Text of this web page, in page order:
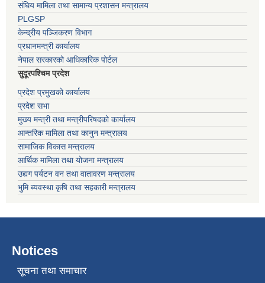
संघिय मामिला तथा सामान्य प्रशासन मन्त्रालय
PLGSP
केन्द्रीय पञ्जिकरण विभाग
प्रधानमन्त्री कार्यालय
नेपाल सरकारको आधिकारिक पोर्टल
सुदूरपश्चिम प्रदेश
प्रदेश प्रमुखको कार्यालय
प्रदेश सभा
मुख्य मन्त्री तथा मन्त्रीपरिषदको कार्यालय
आन्तरिक मामिला तथा कानुन मन्त्रालय
सामाजिक विकास मन्त्रालय
आर्थिक मामिला तथा योजना मन्त्रालय
उद्यग पर्यटन वन तथा वातावरण मन्त्रालय
भुमि ब्यवस्था कृषि तथा सहकारी मन्त्रालय
Notices
सूचना तथा समाचार